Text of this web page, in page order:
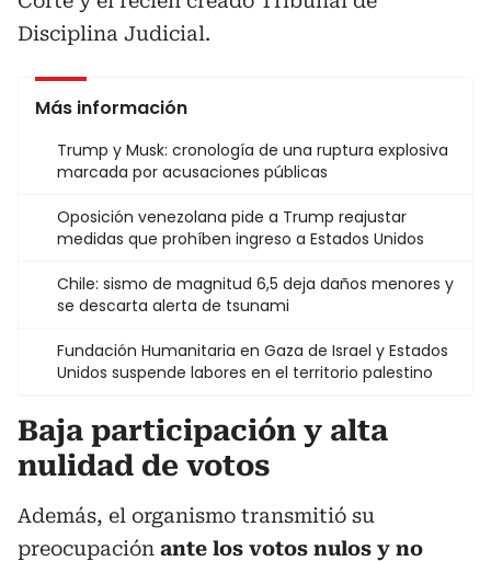
Disciplina Judicial.
Más información
Trump y Musk: cronología de una ruptura explosiva
marcada por acusaciones públicas
Oposición venezolana pide a Trump reajustar
medidas que prohíben ingreso a Estados Unidos
Chile: sismo de magnitud 6,5 deja daños menores y
se descarta alerta de tsunami
Fundación Humanitaria en Gaza de Israel y Estados
Unidos suspende labores en el territorio palestino
Baja participación y alta
nulidad de votos
Además, el organismo transmitió su
preocupación ante los votos nulos y no